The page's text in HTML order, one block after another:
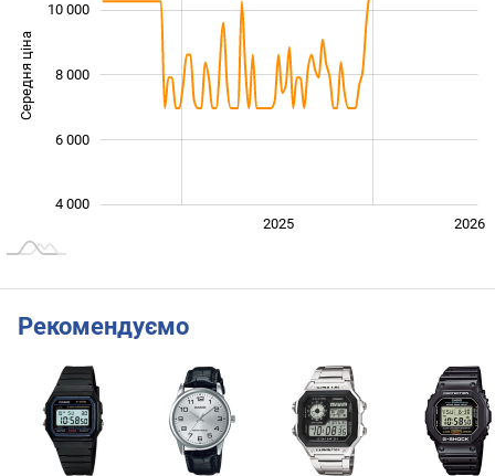
Середня ціна 10 000
4 000
6 000
8 000
10 000
2025 2026
Рекомендуємо